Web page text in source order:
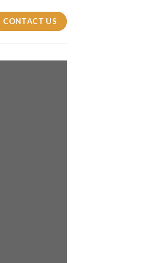
CONTACT US